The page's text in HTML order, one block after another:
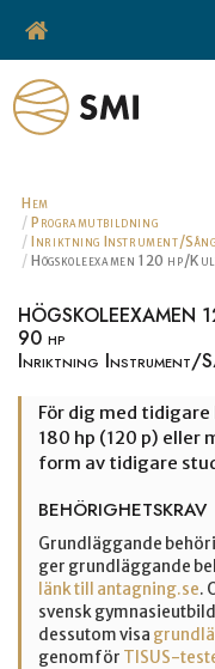
Hem
Programutbildning
Inriktning Instrument/Sång
Högskoleexamen 120 hp/
HÖGSKOLEEXAMEN
90 hp
Inriktning Instrument/
För dig med
180 hp (120 p) eller
form av tidigare
BEHÖRIGHETSKRAV
Grundläggande
ger grundläggande
länk till antagning.se.
svensk
dessutom visa
genomför TISUS-